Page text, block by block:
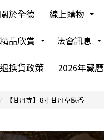
關於全德 線上購物
精品欣賞 法會訊息
退換貨政策 2026年藏曆
【甘丹寺】8寸甘丹草臥香